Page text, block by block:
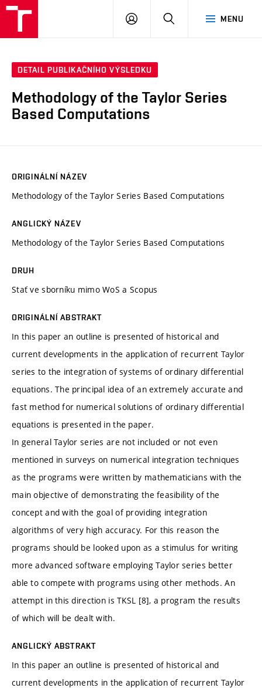
MENU
PŘIHLÁSIT
DETAIL PUBLIKAČNÍHO VÝSLEDKU
Methodology of the Taylor Series
Based Computations
ORIGINÁLNÍ NÁZEV
Methodology of the Taylor Series Based Computations
ANGLICKÝ NÁZEV
Methodology of the Taylor Series Based Computations
DRUH
Stať ve sborníku mimo WoS a Scopus
ORIGINÁLNÍ ABSTRAKT
In this paper an outline is presented of historical and
current developments in the application of recurrent Taylor
series to the integration of systems of ordinary differential
equations. The principal idea of an extremely accurate and
fast method for numerical solutions of ordinary differential
equations is presented in the paper.
In general Taylor series are not included or not even
mentioned in surveys on numerical integration techniques
as the programs were written by mathematicians with the
main objective of demonstrating the feasibility of the
concept and with the goal of providing integration
algorithms of very high accuracy. For this reason the
programs should be looked upon as a stimulus for writing
more advanced software employing Taylor series better
able to compete with programs using other methods. An
attempt in this direction is TKSL [8], a program the results
of which will be dealt with.
ANGLICKÝ ABSTRAKT
In this paper an outline is presented of historical and
current developments in the application of recurrent Taylor